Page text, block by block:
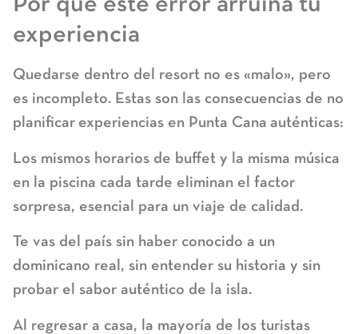
experiencia
Quedarse dentro del resort no es «malo», pero
es incompleto. Estas son las consecuencias de no
planificar experiencias en Punta Cana auténticas:
Los mismos horarios de buffet y la misma música
en la piscina cada tarde eliminan el factor
sorpresa, esencial para un viaje de calidad.
Te vas del país sin haber conocido a un
dominicano real, sin entender su historia y sin
probar el sabor auténtico de la isla.
Al regresar a casa, la mayoría de los turistas